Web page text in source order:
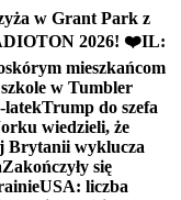
w Grant Park z
2026! ❤️IL:
mieszkańcom
w Tumbler
latekTrump do szefa
wiedzieli, że
Brytanii wyklucza
Zakończyły się
USA: liczba